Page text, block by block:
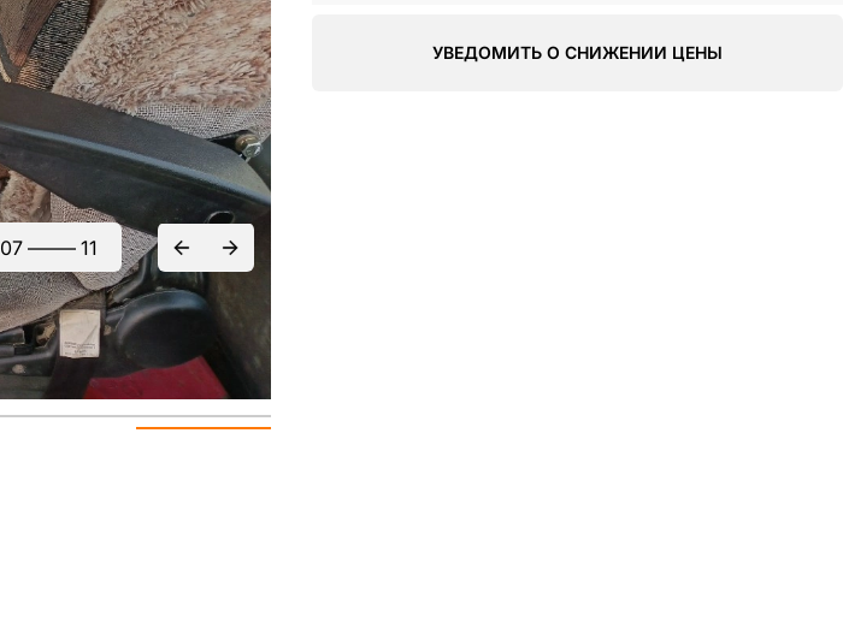
07 —–— 11
Ещё 4 фото
УВЕДОМИТЬ О СНИЖЕНИИ ЦЕНЫ